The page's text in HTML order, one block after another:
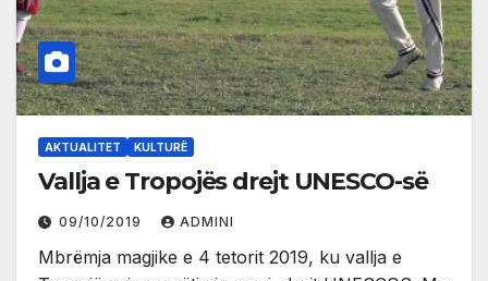
AKTUALITET KULTURË
Vallja e Tropojës drejt UNESCO-së
09/10/2019 ADMINI
Mbrëmja magjike e 4 tetorit 2019, ku vallja e